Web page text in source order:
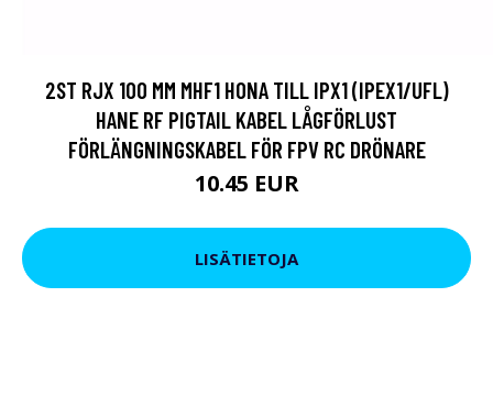
2ST RJX 100 MM MHF1 HONA TILL IPX1 (IPEX1/UFL)
HANE RF PIGTAIL KABEL LÅGFÖRLUST
FÖRLÄNGNINGSKABEL FÖR FPV RC DRÖNARE
10.45 EUR
LISÄTIETOJA